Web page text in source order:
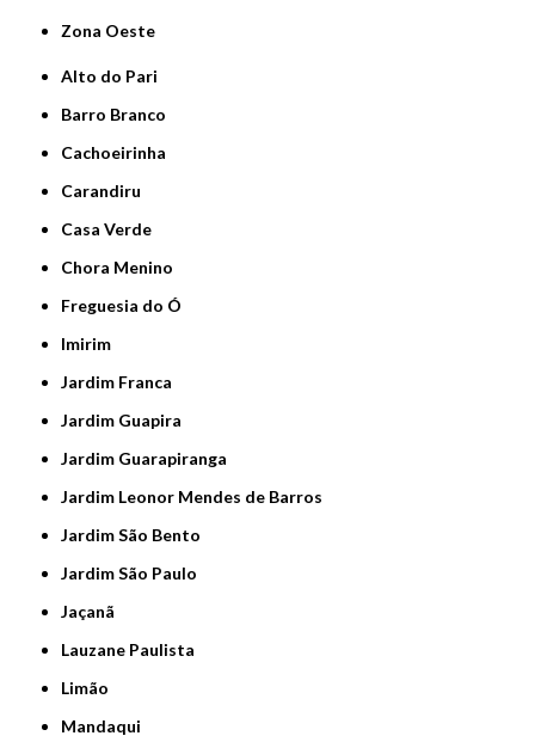
Zona Oeste
Alto do Pari
Barro Branco
Cachoeirinha
Carandiru
Casa Verde
Chora Menino
Freguesia do Ó
Imirim
Jardim Franca
Jardim Guapira
Jardim Guarapiranga
Jardim Leonor Mendes de Barros
Jardim São Bento
Jardim São Paulo
Jaçanã
Lauzane Paulista
Limão
Mandaqui